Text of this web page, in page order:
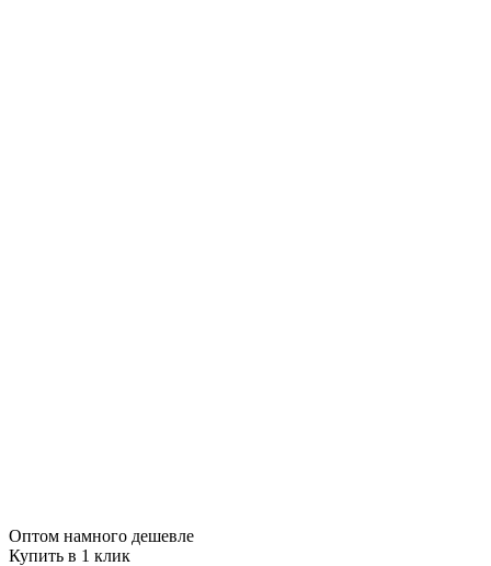
Оптом намного дешевле
Купить в 1 клик